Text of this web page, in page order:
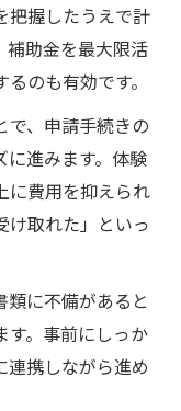
把握したうえで計
補助金を最大限活
のも有効です。
で、申請手続きの
に進みます。体験
に費用を抑えられ
け取れた」といっ
に不備があると
す。事前にしっか
連携しながら進め